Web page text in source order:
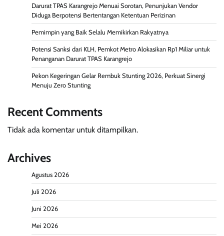
Darurat TPAS Karangrejo Menuai Sorotan, Penunjukan Vendor
Diduga Berpotensi Bertentangan Ketentuan Perizinan
Pemimpin yang Baik Selalu Memikirkan Rakyatnya
Potensi Sanksi dari KLH, Pemkot Metro Alokasikan Rp1 Miliar untuk
Penanganan Darurat TPAS Karangrejo
Pekon Kegeringan Gelar Rembuk Stunting 2026, Perkuat Sinergi
Menuju Zero Stunting
Recent Comments
Tidak ada komentar untuk ditampilkan.
Archives
Agustus 2026
Juli 2026
Juni 2026
Mei 2026